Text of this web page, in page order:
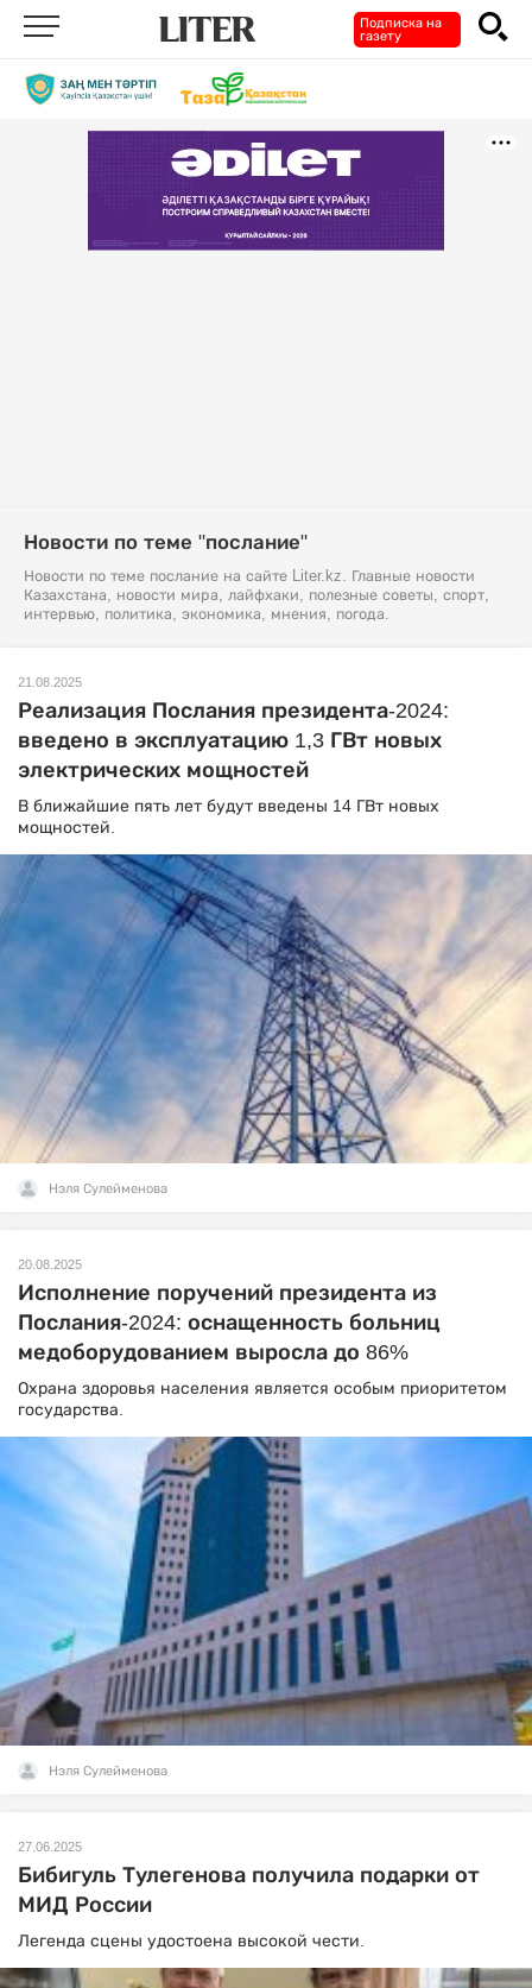
Подписка на
газету
Новости по теме "послание"
Новости по теме послание на сайте Liter.kz. Главные новости
Казахстана, новости мира, лайфхаки, полезные советы, спорт,
интервью, политика, экономика, мнения, погода.
21.08.2025
Реализация Послания президента-2024:
введено в эксплуатацию 1,3 ГВт новых
электрических мощностей
В ближайшие пять лет будут введены 14 ГВт новых
мощностей.
Нэля Сулейменова
20.08.2025
Исполнение поручений президента из
Послания-2024: оснащенность больниц
медоборудованием выросла до 86%
Охрана здоровья населения является особым приоритетом
государства.
Нэля Сулейменова
27.06.2025
Бибигуль Тулегенова получила подарки от
МИД России
Легенда сцены удостоена высокой чести.